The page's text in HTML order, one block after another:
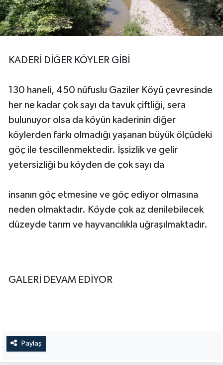
KADERİ DİĞER KÖYLER GİBİ
130 haneli, 450 nüfuslu Gaziler Köyü çevresinde
her ne kadar çok sayı da tavuk çiftliği, sera
bulunuyor olsa da köyün kaderinin diğer
köylerden farkı olmadığı yaşanan büyük ölçüdeki
göç ile tescillenmektedir. İşsizlik ve gelir
yetersizliği bu köyden de çok sayı da
insanın göç etmesine ve göç ediyor olmasına
neden olmaktadır. Köyde çok az denilebilecek
düzeyde tarım ve hayvancılıkla uğraşılmaktadır.
GALERİ DEVAM EDİYOR
Paylaş